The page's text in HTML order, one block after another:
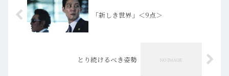
「新しき世界」＜9点＞
とり続けるべき姿勢